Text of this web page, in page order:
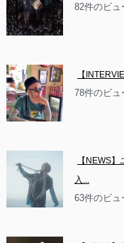
82件のビュ
【
78件のビュ
【NEWS
入...
63件のビュ